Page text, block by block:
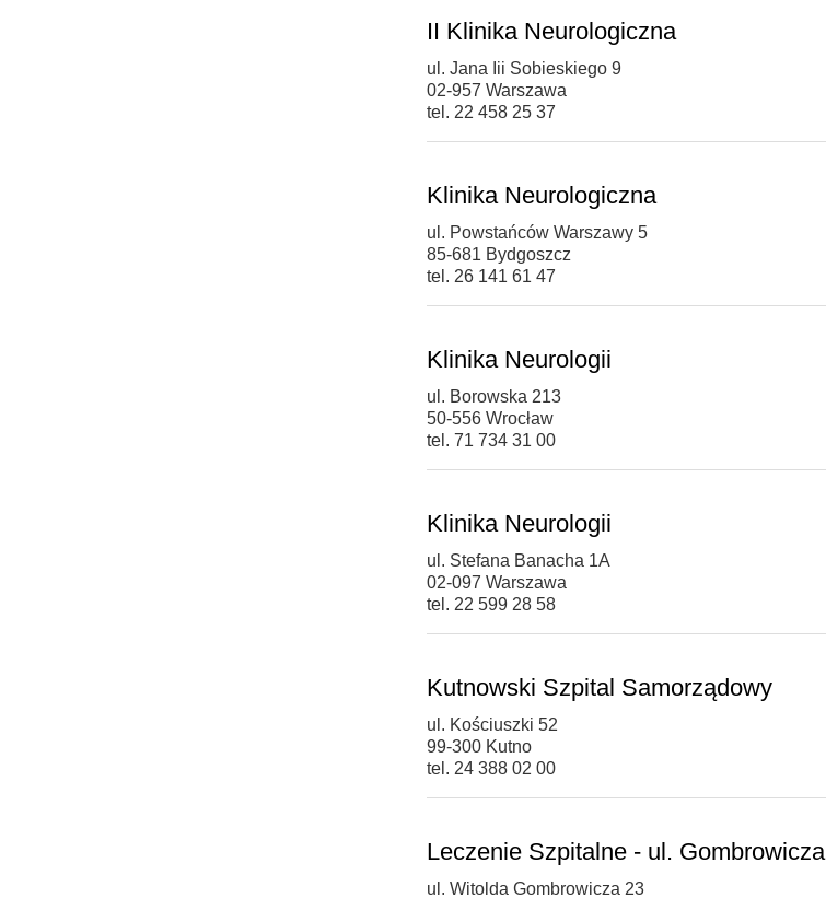
II Klinika Neurologiczna
ul. Jana Iii Sobieskiego 9
02-957 Warszawa
tel. 22 458 25 37
Klinika Neurologiczna
ul. Powstańców Warszawy 5
85-681 Bydgoszcz
tel. 26 141 61 47
Klinika Neurologii
ul. Borowska 213
50-556 Wrocław
tel. 71 734 31 00
Klinika Neurologii
ul. Stefana Banacha 1A
02-097 Warszawa
tel. 22 599 28 58
Kutnowski Szpital Samorządowy
ul. Kościuszki 52
99-300 Kutno
tel. 24 388 02 00
Leczenie Szpitalne - ul. Gombrowicza
ul. Witolda Gombrowicza 23